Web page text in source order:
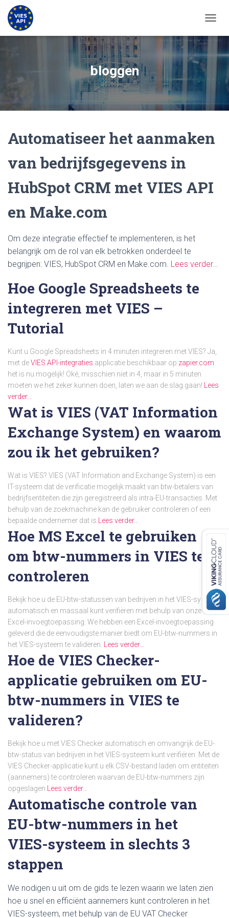
bloggen
Automatiseer het aanmaken
van bedrijfsgegevens in
HubSpot CRM met VIES API
en Make.com
Om deze integratie effectief te implementeren, is het
belangrijk om de rol van elk betrokken onderdeel te
begrijpen: VIES, HubSpot CRM en Make.com. Lees verder…
Hoe Google Spreadsheets te
integreren met VIES –
Tutorial
Kunt u Google Spreadsheets in 4 minuten integreren met VIES? Ja,
met deVIES API-integraties applicatie beschikbaar op zapier.com
het is nu mogelijk! Oké, misschien niet in 4, maar in 5 minuten
moeten we het zeker kunnen doen, laten we aan de slag gaan!
Lees
verder…
Wat is VIES (VAT Information
Exchange System) en waarom
zou ik het gebruiken?
Wat is VIES? VIES (VAT Information and Exchange System) is een
IT-systeem dat de verificatie mogelijk maakt van btw-betalers van
bedrijfsentiteiten die zijn geregistreerd als intra-EU-transacties. Met
behulp van de zoekmachine kan de gebruiker controleren of een
bepaalde ondernemer dat is
Lees verder…
Hoe MS Excel te gebruiken
om btw-nummers in VIES te
controleren
Bekijk hoe u de EU-btw-statussen van bedrijven in het VIES-systeem
automatisch en massaal kunt verifiëren met behulp van onze
Excel-invoegtoepassing: We hebben een Excel-invoegtoepassing
geleverd die de eenvoudigste manier biedt om EU-btw-nummers in
het VIES-systeem te valideren.
Lees verder…
Hoe de VIES Checker-
applicatie gebruiken om EU-
btw-nummers in VIES te
valideren?
Bekijk hoe u met VIES Checker automatisch en omvangrijk de EU-
btw-status van bedrijven in het VIES-systeem kunt verifiëren. Met de
VIES Checker-applicatie kunt u elk CSV-bestand laden om entiteiten
(aannemers) te controleren waarvan de EU-btw-nummers zijn
opgeslagen Lees verder…
Automatische controle van
EU-btw-nummers in het
VIES-systeem in slechts 3
stappen
We nodigen u uit om de gids te lezen waarin we laten zien
hoe u snel en efficiënt aannemers kunt controleren in het
VIES-systeem, met behulp van de EU VAT Checker